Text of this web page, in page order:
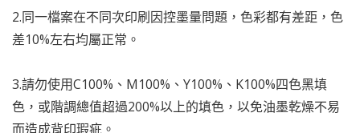
2.同一檔案在不同次印刷因控墨量問題，色彩都有差距，色
差10%左右均屬正常。
3.請勿使用C100%、M100%、Y100%、K100%四色黑填
色，或階調總值超過200%以上的填色，以免油墨乾燥不易
而造成背印瑕疵。